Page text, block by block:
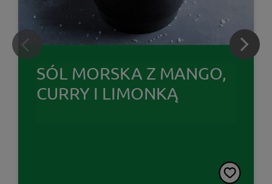
SÓL MORSKA Z MANGO,
CURRY I LIMONKĄ